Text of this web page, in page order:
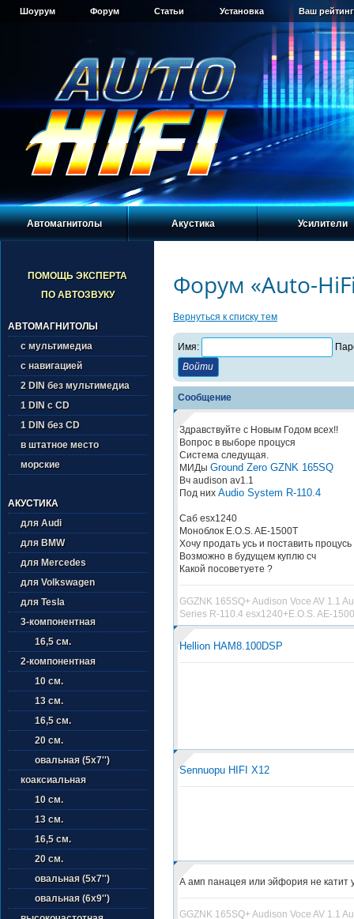
Шоурум Форум Статьи Установка Ваш
Автомагнитолы Акустика Усилители
ПОМОЩЬ ЭКСПЕРТА
ПО АВТОЗВУКУ
АВТОМАГНИТОЛЫ
с мультимедиа
с навигацией
2 DIN без мультимедиа
1 DIN с CD
1 DIN без CD
в штатное место
морские
АКУСТИКА
для Audi
для BMW
для Mercedes
для Volkswagen
для Tesla
3-компонентная
16,5 см.
2-компонентная
10 см.
13 см.
16,5 см.
20 см.
овальная (5х7'')
коаксиальная
10 см.
13 см.
16,5 см.
20 см.
овальная (5х7'')
овальная (6х9'')
Форум «Auto-
Вернуться к списку тем
Имя:
Сообщение
Здравствуйте с Новым Годом всех!!
Вопрос в выборе процуся
Система следущая.
МИДы Ground Zero GZNK 165SQ
Вч audison av1.1
Под них Audio System R-110.4
Саб esx1240
Моноблок E.O.S. AE-1500T
Хочу продать усь и поставить процусь
Возможно в будущем куплю сч
Какой посоветуете ?
GGZNK 165SQ+ Audison Voce AV 1.1
Series R-110.4 esx1240+E.O.S. AE-
Hellion HAM8.100DSP
Sennuopu HIFI X12
А амп панацея или эйфория не катит
GGZNK 165SQ+ Audison Voce AV 1.1